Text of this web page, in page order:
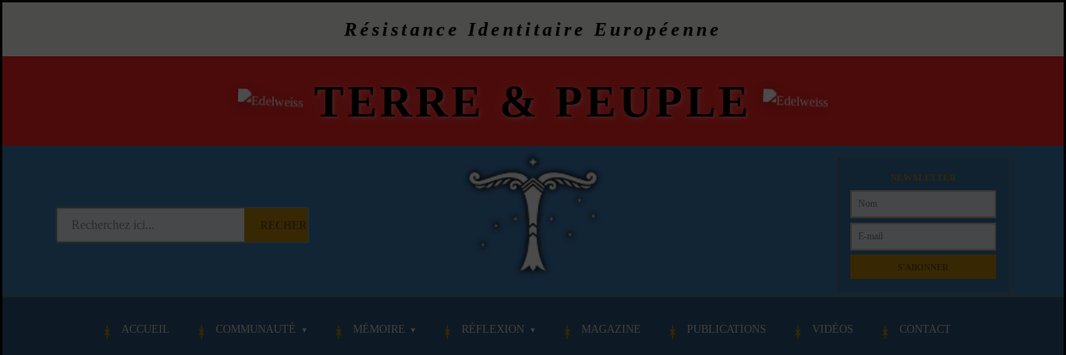
Résistance Identitaire Européenne
TERRE & PEUPLE
NEWSLETTER
ACCUEIL COMMUNAUTÉ MÉMOIRE RÉFLEXION MAGAZINE PUBLICATIONS VIDÉOS CONTACT